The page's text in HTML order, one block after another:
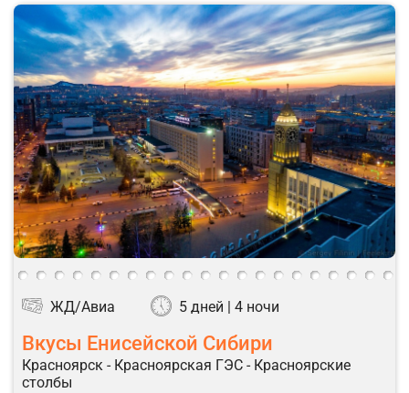
ЖД/Авиа 5 дней | 4 ночи
Вкусы Енисейской Сибири
Красноярск - Красноярская ГЭС - Красноярские
столбы